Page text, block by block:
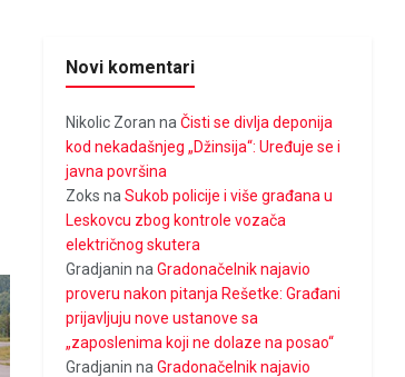
Novi komentari
Nikolic Zoran naČisti se divlja deponija
kod nekadašnjeg „Džinsija“: Uređuje se i
javna površina
Zoks naSukob policije i više građana u
Leskovcu zbog kontrole vozača
električnog skutera
Gradjanin naGradonačelnik najavio
proveru nakon pitanja Rešetke: Građani
prijavljuju nove ustanove sa
„zaposlenima koji ne dolaze na posao“
Gradjanin naGradonačelnik najavio